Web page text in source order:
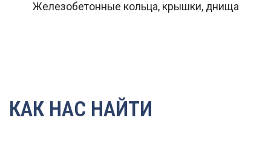
Железобетонные кольца, крышки, днища
КАК НАС НАЙТИ